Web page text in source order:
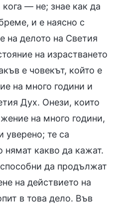
— не; знае как да
и е наясно с
на делото на Светия
на израстването
е човекът, който е
на много години и
Дух. Онези, които
на много години,
уверено; те са
нямат какво да кажат.
да продължат
на действието на
в това дело. Във